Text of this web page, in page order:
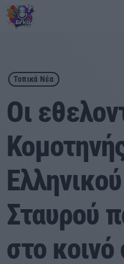
play_arrow ΕΡΚΟ
Αρχική
Εκπομπές
Ειδήσεις
Αθλητικά
Τοπικά Νέα
Οι
Σταυρού
στο κοινό